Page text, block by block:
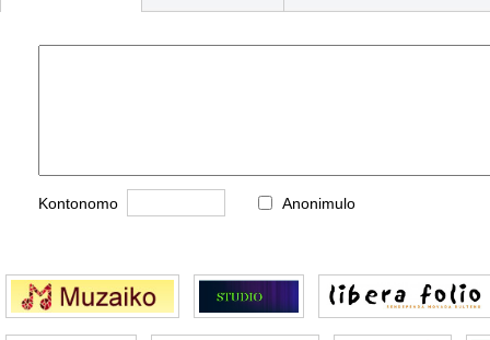
Kontonomo Anonimulo